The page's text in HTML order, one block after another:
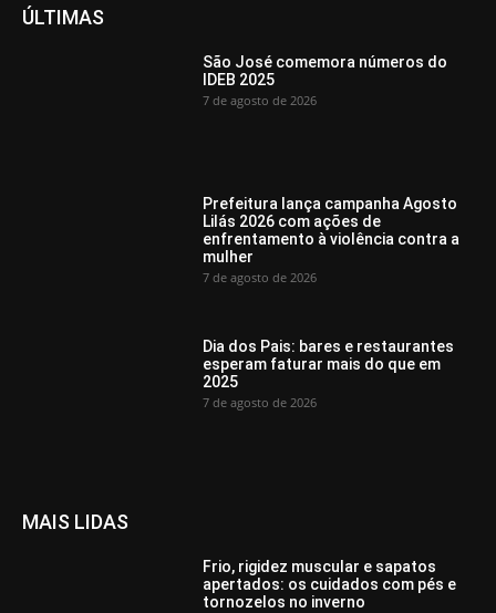
ÚLTIMAS
São José comemora números do
IDEB 2025
7 de agosto de 2026
Prefeitura lança campanha Agosto
Lilás 2026 com ações de
enfrentamento à violência contra a
mulher
7 de agosto de 2026
Dia dos Pais: bares e restaurantes
esperam faturar mais do que em
2025
7 de agosto de 2026
MAIS LIDAS
Frio, rigidez muscular e sapatos
apertados: os cuidados com pés e
tornozelos no inverno